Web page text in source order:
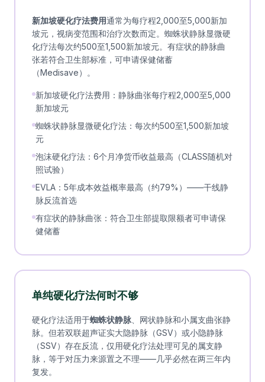
新加坡硬化疗法费用通常为每疗程2,000至5,000新加
坡元，视病变范围和治疗次数而定。蜘蛛状静脉显微硬
化疗法每次约500至1,500新加坡元。有症状的静脉曲
张若符合卫生部标准，可申请保健储蓄
（Medisave）。
新加坡硬化疗法费用：静脉曲张每疗程2,000至5,000
新加坡元
蜘蛛状静脉显微硬化疗法：每次约500至1,500新加坡
元
泡沫硬化疗法：6个月净货币收益最高（CLASS随机对
照试验）
EVLA：5年成本效益概率最高（约79%）——干线静
脉反流首选
有症状的静脉曲张：符合卫生部提取限额者可申请保
健储蓄
单纯硬化疗法何时不够
硬化疗法适用于蜘蛛状静脉 、网状静脉和小属支曲张静
脉。但若双联超声证实大隐静脉（GSV）或小隐静脉
（SSV）存在反流，仅用硬化疗法处理可见的属支静
脉，等于对压力来源置之不理——几乎必然在两三年内
复发。